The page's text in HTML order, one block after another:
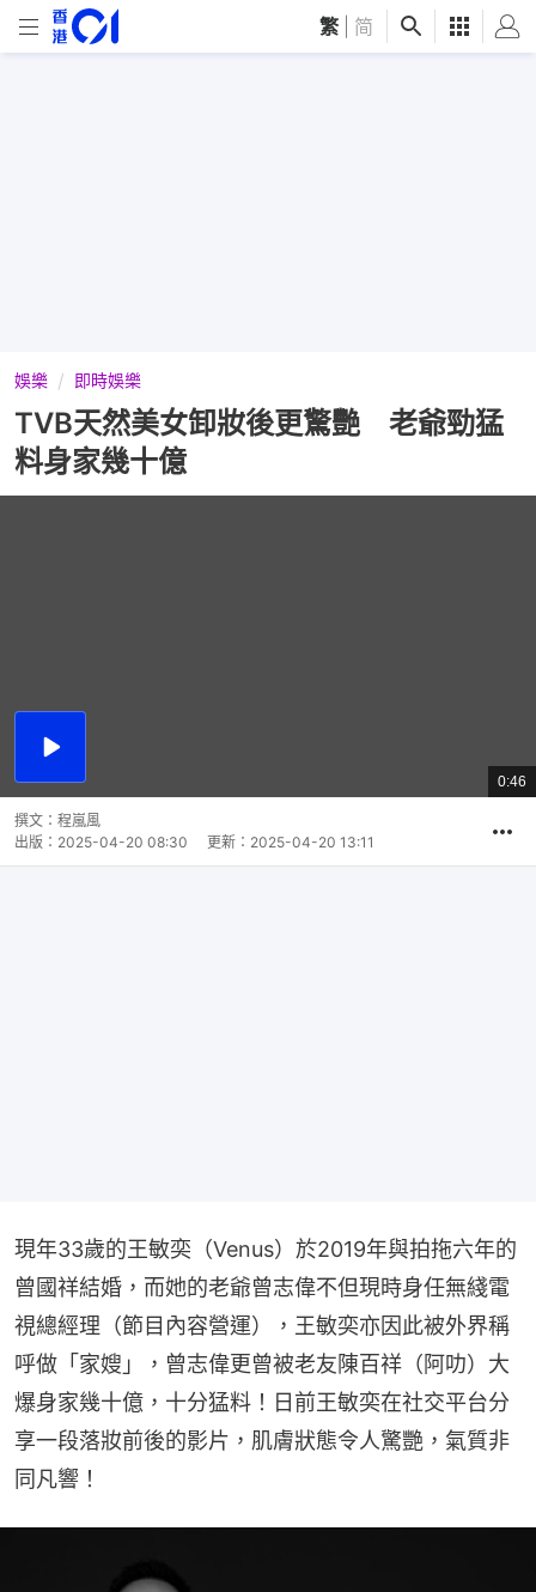
繁 简
娛樂 即時娛樂
TVB天然美女卸妝後更驚艷 老爺勁猛
料身家幾十億
播
總
共
0:46
撰文： 程嵐風
出版： 2025-04-20 08:30 更新： 2025-04-20 13:11
現年33歲的王敏奕（Venus）於2019年與拍拖六年的
曾國祥結婚，而她的老爺曾志偉不但現時身任無綫電
視總經理（節目內容營運），王敏奕亦因此被外界稱
呼做「家嫂」，曾志偉更曾被老友陳百祥（阿叻）大
爆身家幾十億，十分猛料！日前王敏奕在社交平台分
享一段落妝前後的影片，肌膚狀態令人驚艷，氣質非
同凡響！